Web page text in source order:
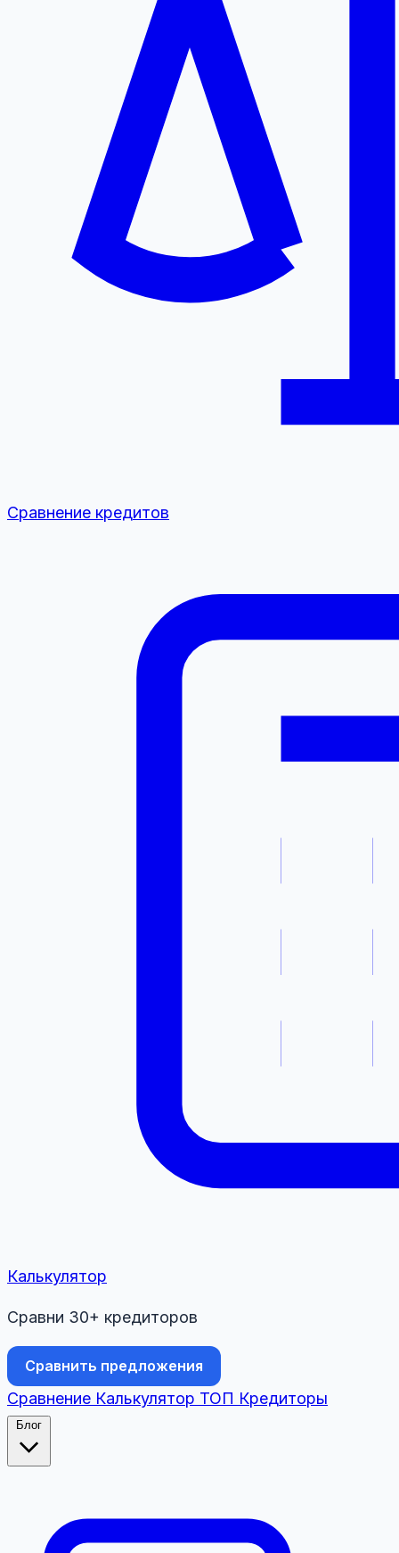
Сравнение кредитов
Калькулятор
Сравни 30+ кредиторов
Сравнить предложения
Сравнение Калькулятор ТОП Кредиторы